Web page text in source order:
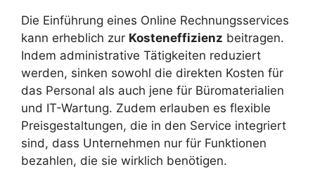
Die Einführung eines Online Rechnungsservices
kann erheblich zur Kosteneffizienz beitragen.
Indem administrative Tätigkeiten reduziert
werden, sinken sowohl die direkten Kosten für
das Personal als auch jene für Büromaterialien
und IT-Wartung. Zudem erlauben es flexible
Preisgestaltungen, die in den Service integriert
sind, dass Unternehmen nur für Funktionen
bezahlen, die sie wirklich benötigen.